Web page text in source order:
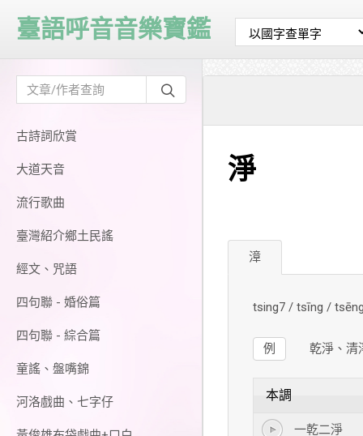
古詩詞欣賞
大道天音
流行歌曲
臺灣紹介鄉土民謠
經文、咒語
四句聯 - 婚俗篇
四句聯 - 綜合篇
童謠、盤嘴錦
河洛戲曲、七字仔
臺語呼音音樂寶鑑
淨
漳
tsing7 / tsīng /
乾淨、清
例
本調
一乾二淨